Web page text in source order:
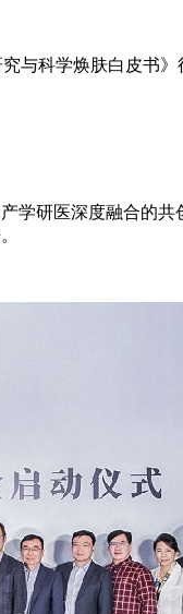
与科学焕肤白皮书
学研医深度融合的